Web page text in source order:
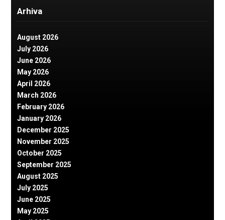
Arhiva
August 2026
July 2026
June 2026
May 2026
April 2026
March 2026
February 2026
January 2026
December 2025
November 2025
October 2025
September 2025
August 2025
July 2025
June 2025
May 2025